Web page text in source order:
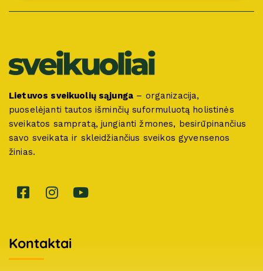
Lietuvos sveikuolių sąjunga – organizacija,
puoselėjanti tautos išminčių suformuluotą holistinės
sveikatos sampratą, jungianti žmones, besirūpinančius
savo sveikata ir skleidžiančius sveikos gyvensenos
žinias.
Kontaktai